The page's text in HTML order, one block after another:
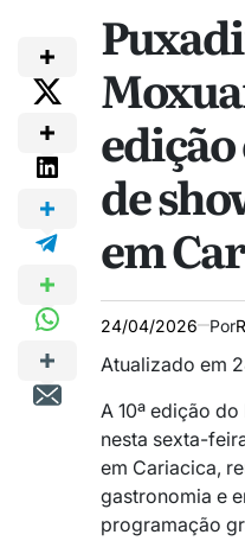
de
em
24/04/2026 Por
Atualizado em
A 10ª edição
nesta sexta-
em Cariacica,
gastronomia e
programação